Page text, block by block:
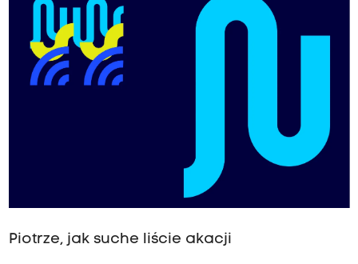
Piotrze, jak suche liście akacji